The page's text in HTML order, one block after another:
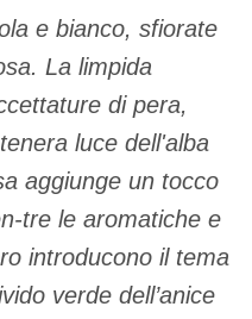
e bianco, sfiorate
La limpida
di pera,
luce dell'alba
aggiunge un tocco
tre le aromatiche e
introducono il tema
verde dell’anice